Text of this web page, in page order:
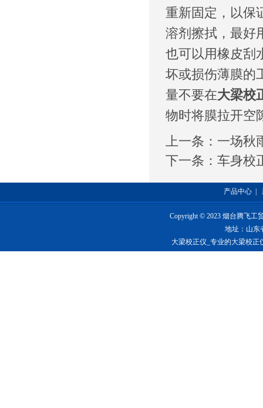
重新固定，以保
溶剂擦拭，最好
也可以用橡皮刮
坏或损伤薄膜的
量不要在大梁校
物时将膜拉开空
上一条： 一场秋
下一条： 车身校
产品中心
Copyright © 2023 烟台腾飞工
地址：山东
大梁校正仪_专业的大梁校